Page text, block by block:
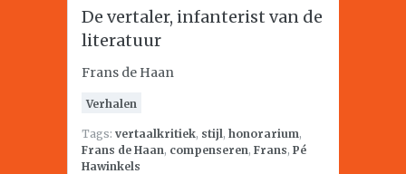
De vertaler, infanterist van de
literatuur
Frans de Haan
Verhalen
Tags: vertaalkritiek, stijl, honorarium,
Frans de Haan, compenseren, Frans, Pé
Hawinkels